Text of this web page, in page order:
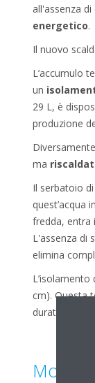
all'assenza
energetico.
Il nuovo
L’accumulo
un
29 L, è
produzione
ma
Il serbatoio
quest’acqua
fredda, entra
L'assenza di
elimina
cm). Questa
durata e